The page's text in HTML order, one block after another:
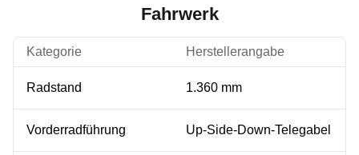
Fahrwerk
Kategorie Herstellerangabe
Radstand 1.360 mm
Vorderradführung Up-Side-Down-Telegabel